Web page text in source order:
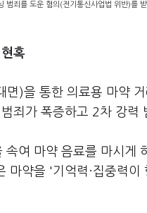
범죄를 도운 혐의(전기통신사업법 위반)를
혹
)을 통한 의료용 마약
죄가 폭증하고 2차 강력
여 마약 음료를 마시게
마약을 '기억력·집중력